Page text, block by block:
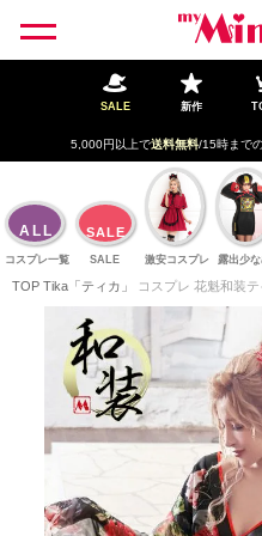
SALE 新作
新規登録で
ALL
コスプレ一覧
SALE
SALE 激安コスプレ 露出少
TOP Tika「ティカ」 コスプレ 花魁和装